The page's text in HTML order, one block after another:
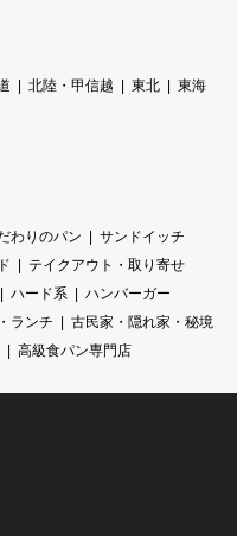
北陸・甲信越 東北
東海
わりのパン
サンドイッチ
テイクアウト・取り寄せ
ハード系
ハンバーガー
ランチ
古民家・隠れ家・秘境
高級食パン専門店